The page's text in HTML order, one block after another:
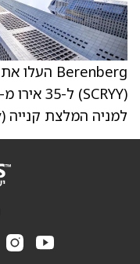
למניה המלצת קנייה (Buy).